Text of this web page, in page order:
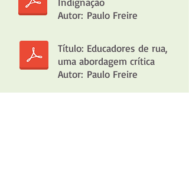
Título: Educadores de rua,
uma abordagem crítica
Autor: Paulo Freire
Autor: Paulo Freire